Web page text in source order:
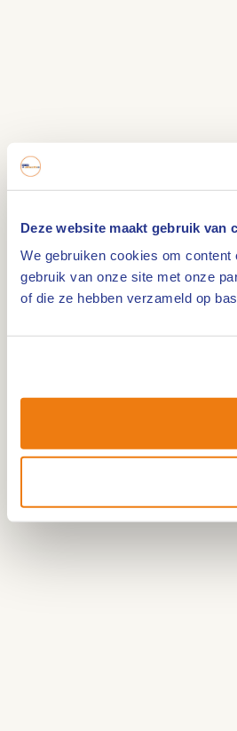
Deze website maakt gebruik van
We gebruiken cookies om
gebruik van onze site met onze
of die ze hebben verzameld op